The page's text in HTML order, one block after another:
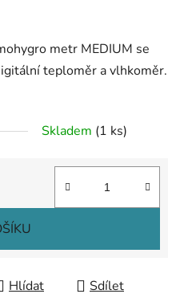
metr MEDIUM se
teploměr a vlhkoměr.
Skladem (1 ks)
Hlídat Sdílet